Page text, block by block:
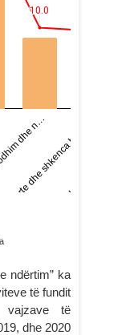
ndërtim” ka
të fundit
të
dhe 2020